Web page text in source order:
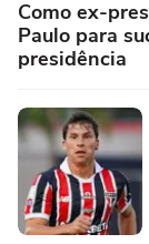
Como ex-
Paulo para
presidência